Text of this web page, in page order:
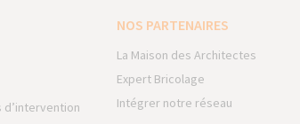
d’intervention
NOS PARTENAIRES
La Maison des Architectes
Expert Bricolage
Intégrer notre réseau